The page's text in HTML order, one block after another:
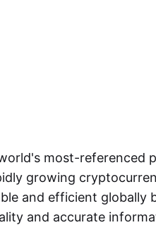
most-referenced
growing
and efficient globally
and accurate